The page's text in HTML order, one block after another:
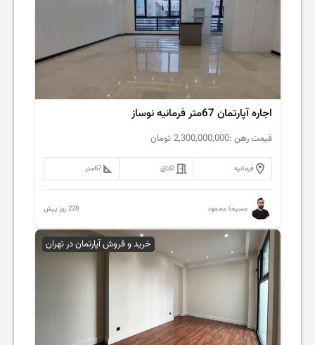
اجاره آپارتمان 67متر فرمانیه نوساز
قیمت رهن :2,300,000,000 تومان
فرمانیه 2اتاق 67متر
مسیحا محمود 228 روز پیش
خرید و فروش آپارتمان در تهران